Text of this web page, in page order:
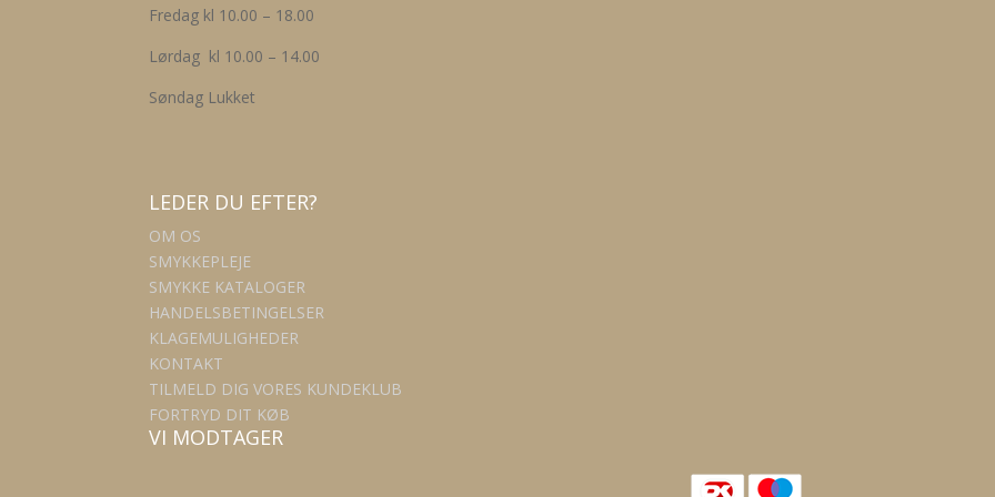
Fredag kl 10.00 – 18.00
Lørdag kl 10.00 – 14.00
Søndag Lukket
LEDER DU EFTER?
OM OS
SMYKKEPLEJE
SMYKKE KATALOGER
HANDELSBETINGELSER
KLAGEMULIGHEDER
KONTAKT
TILMELD DIG VORES KUNDEKLUB
FORTRYD DIT KØB
VI MODTAGER